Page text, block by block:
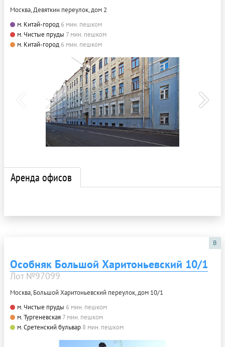
Москва, Девяткин переулок, дом 2
м. Китай-город 6 мин. пешком
м. Чистые пруды 7 мин. пешком
м. Китай-город 6 мин. пешком
Аренда офисов
B
Особняк Большой Харитоньевский 10/1
Лот №97099
Москва, Большой Харитоньевский переулок, дом 10/1
м. Чистые пруды 6 мин. пешком
м. Тургеневская 7 мин. пешком
м. Сретенский бульвар 8 мин. пешком